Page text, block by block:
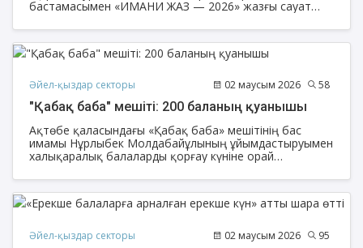
бастамасымен «ИМАНИ ЖАЗ — 2026» жазғы сауат
жылдағы үрдіске сай биыл да Ақтөбе мешіттері
оқушыларға арналған тәрбиелі де өнегелі дәрістерге
толы «Имани жаз» атты рухани сауат ашу курстарын
Әйел-қыздар секторы 02 маусым 2026 58
"Қабақ баба" мешіті: 200 баланың қуанышы
Ақтөбе қаласындағы «Қабақ баба» мешітінің бас
имамы Нұрлыбек Молдабайұлының ұйымдастыруымен
халықаралық балаларды қорғау күніне орай
мектептің 1-4 сынып оқушыларын мерекемен
құттықтады. Жалпы 200 бала қатысты.
Әйел-қыздар секторы 02 маусым 2026 95